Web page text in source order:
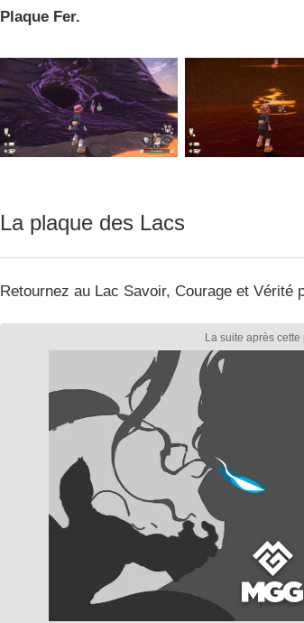
Plaque Fer.
La plaque des Lacs
Retournez au Lac Savoir, Courage et Vérité